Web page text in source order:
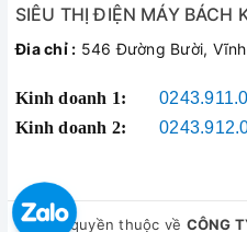
SIÊU THỊ ĐIỆN MÁY BÁCH
Đia chỉ : 546 Đường Bười,
Kinh doanh 1:
Kinh doanh 2:
© Bản quyền thuộc về CÔNG